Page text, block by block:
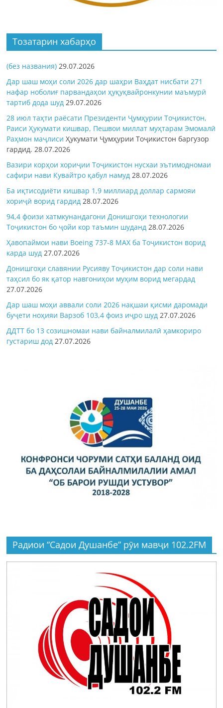
Тозатарин хабарҳо
(без названия) 29.07.2026
Дар шаш моҳи соли 2026 дар шаҳри Ваҳдат нисбати 271
нафар ноболиғ парвандаҳои ҳуқуқвайронкунии маъмурӣ
тартиб дода шуд 29.07.2026
28 июл таҳти раёсати Президенти Ҷумҳурии Тоҷикистон,
Раиси Ҳукумати кишвар, Пешвои миллат муҳтарам Эмомалӣ
Раҳмон маҷлисиҲукумати Ҷумҳурии Тоҷикистон баргузор
гардид.28.07.2026
Вазири корҳои хориҷии Тоҷикистон нусхаи эътимодномаи
сафири нави Кувайтро қабул намуд 28.07.2026
Ба иқтисодиёти кишвар 1,9 миллиард доллар сармояи
хориҷӣ ворид гардид 28.07.2026
94,4 фоизи хатмкунандагони Донишгоҳи технологии
Тоҷикистон бо ҷойи кор таъмин шуданд 28.07.2026
Ҳавопаймои нави Boeing 737-8 MAX ба Тоҷикистон ворид
карда шуд 27.07.2026
Донишгоҳи славянии Русияву Тоҷикистон дар соли нави
таҳсил бо як қатор навгониҳои муҳим ворид мегардад
27.07.2026
Дар шаш моҳи аввали соли 2026 нақшаи қисми даромади
буҷети ноҳияи Варзоб 103,4 фоиз иҷро шуд 27.07.2026
ДДТТ бо 13 созишномаи нави байналмилалӣ ҳамкориро
густариш дод 27.07.2026
Радиои “Садои Душанбе” рӯи мавҷи 102.2FM